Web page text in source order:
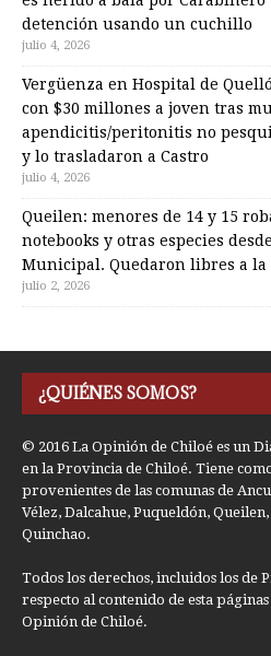
detención usando un cuchillo
julio 4, 2026
Vergüenza en Hospital de
con $30 millones a joven tras
apendicitis/peritonitis no
y lo trasladaron a Castro
julio 4, 2026
Queilen: menores de 14 y 15
notebooks y otras especies
Municipal. Quedaron libres a la
julio 2, 2026
¿QUIÉNES SOMOS?
© 2016 La Opinión de Chiloé es un
en la Provincia de Chiloé. Tiene
provenientes de las comunas de
Vélez, Dalcahue, Puqueldón,
Quinchao.
Todos los derechos, incluidos los de
respecto al contenido de esta
Opinión de Chiloé.